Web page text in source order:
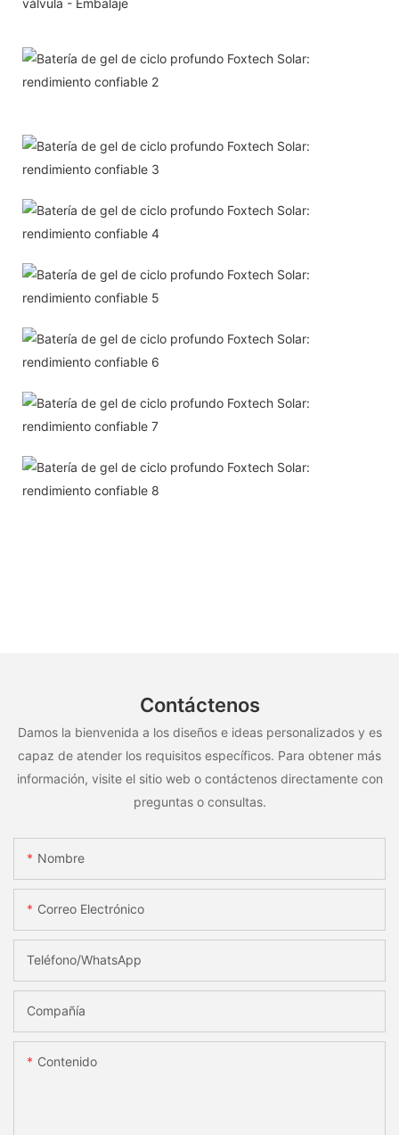
Contáctenos
Damos la bienvenida a los diseños e ideas personalizados y es
capaz de atender los requisitos específicos. Para obtener más
información, visite el sitio web o contáctenos directamente con
preguntas o consultas.
Nombre
Correo Electrónico
Teléfono/WhatsApp
Compañía
Contenido